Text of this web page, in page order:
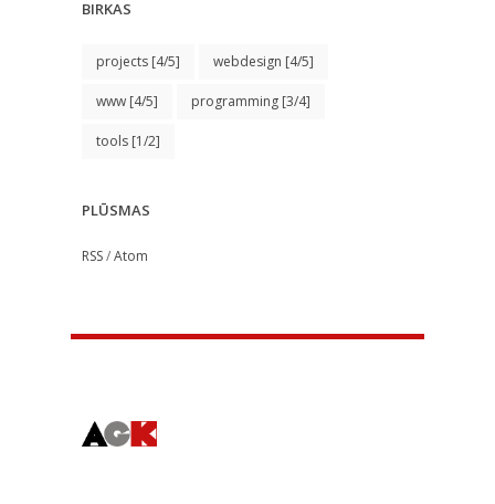
BIRKAS
projects [4/5] webdesign [4/5]
www [4/5] programming [3/4]
tools [1/2]
PLŪSMAS
RSS/Atom